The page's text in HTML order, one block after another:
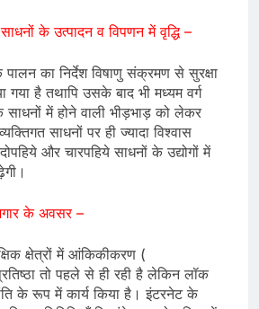
के उत्पादन व विपणन में वृद्धि –
पालन का निर्देश विषाणु संक्रमण से सुरक्षा
गया है तथापि उसके बाद भी मध्यम वर्ग
में होने वाली भीड़भाड़ को लेकर
साधनों पर ही ज्यादा विश्वास
और चारपहिये साधनों के उद्योगों में
के अवसर –
क्षेत्रों में आंकिकीकरण (
तो पहले से ही रही है लेकिन लॉक
के रूप में कार्य किया है। इंटरनेट के